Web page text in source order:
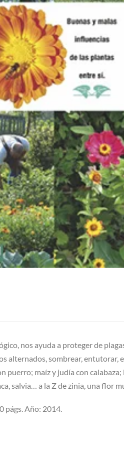
nos ayuda a proteger de
alternados, sombrear,
puerro; maíz y judía con
salvia… a la Z de zinia, una flor
págs. Año: 2014.